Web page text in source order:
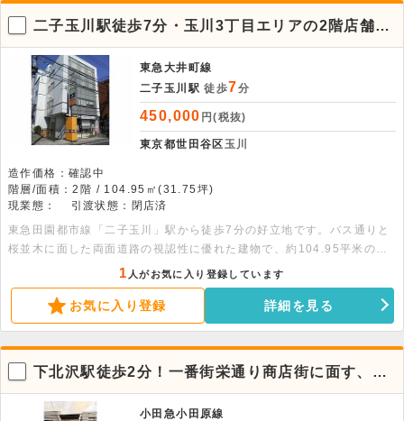
二子玉川駅徒歩7分・玉川3丁目エリアの2階店舗・
事務所物件
東急大井町線
二子玉川駅 徒歩7分
450,000 円(税抜)
東京都世田谷区玉川
造作価格：確認中
階層/面積：2階 / 104.95㎡(31.75坪)
現業態：
引渡状態：閉店済
東急田園都市線「二子玉川」駅から徒歩7分の好立地です。バス通りと
桜並木に面した両面道路の視認性に優れた建物で、約104.95平米の
広々とした空間が魅力。塾やクリニック、オフィス等に最適な環境で
す。
1 人がお気に入り登録しています
お気に入り登録 詳細を見る
下北沢駅徒歩2分！一番街栄通り商店街に面す、1
階路面店舗物件
小田急小田原線